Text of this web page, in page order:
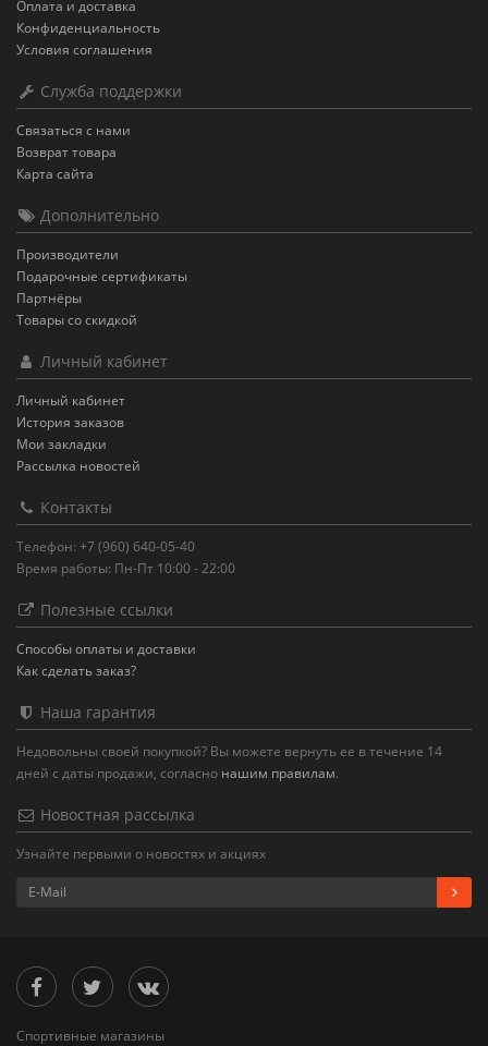
Оплата и доставка
Конфиденциальность
Условия соглашения
Служба поддержки
Связаться с нами
Возврат товара
Карта сайта
Дополнительно
Производители
Подарочные сертификаты
Партнёры
Товары со скидкой
Личный кабинет
Личный кабинет
История заказов
Мои закладки
Рассылка новостей
Контакты
Телефон: +7 (960) 640-05-40
Время работы: Пн-Пт 10:00 - 22:00
Полезные ссылки
Способы оплаты и доставки
Как сделать заказ?
Наша гарантия
Недовольны своей покупкой? Вы можете вернуть ее в течение 14
дней с даты продажи, согласно нашим правилам.
Новостная рассылка
Узнайте первыми о новостях и акциях
Спортивные магазины